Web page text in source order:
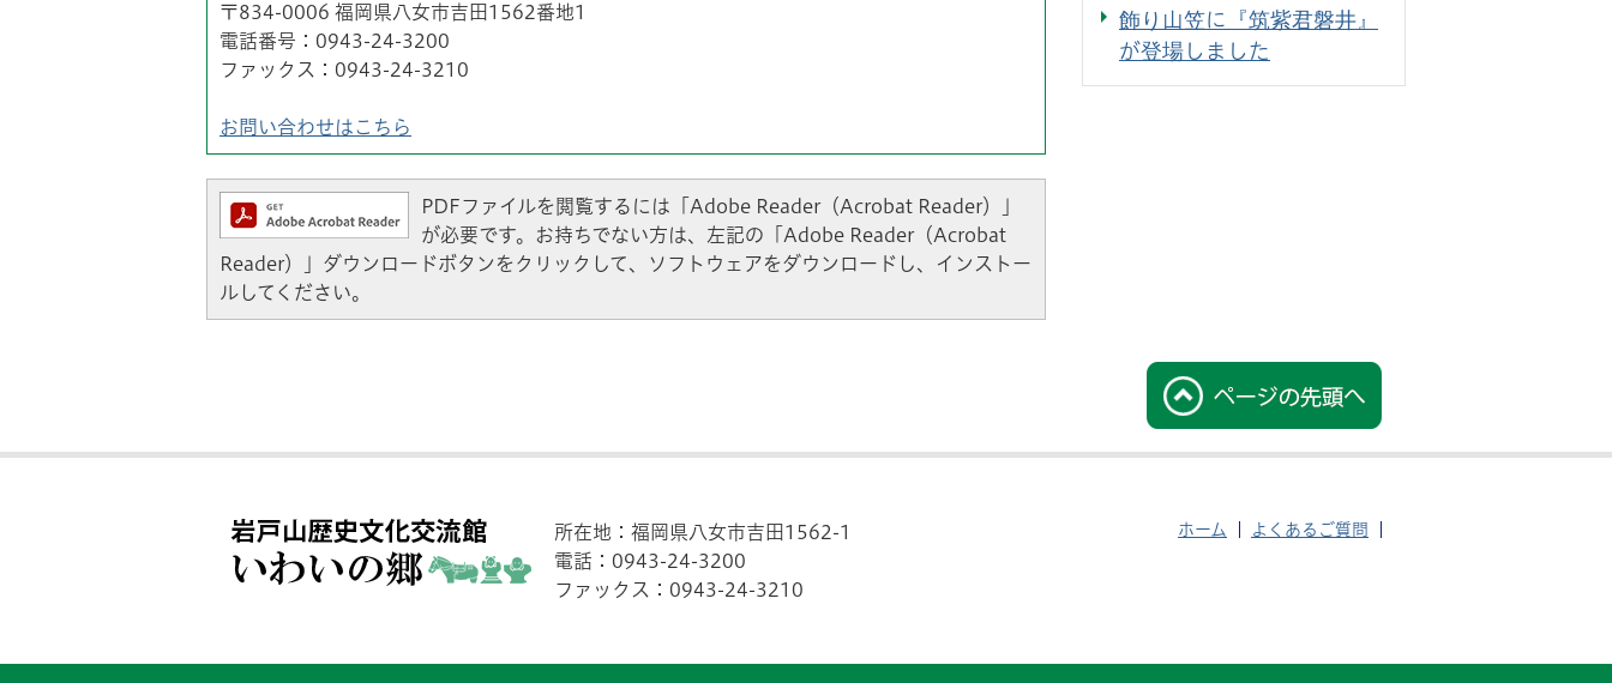
〒834-0006 福岡県八女市吉田1562番地1
電話番号：0943-24-3200
ファックス：0943-24-3210
お問い合わせはこちら
PDFファイルを閲覧するには「Adobe Reader（Acrobat Reader）」
が必要です。お持ちでない方は、左記の「Adobe Reader（Acrobat
Reader）」ダウンロードボタンをクリックして、ソフトウェアをダウンロードし、インストー
ルしてください。
飾り山笠に『筑紫君磐井』
が登場しました
所在地：福岡県八女市吉田1562-1
電話：0943-24-3200
ファックス：0943-24-3210
ホーム よくあるご質問